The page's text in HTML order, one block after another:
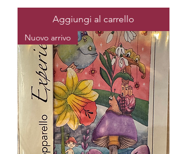
Aggiungi al carrello
Nuovo arrivo